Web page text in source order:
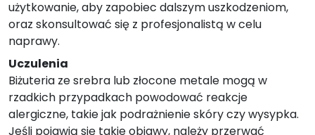
użytkowanie, aby zapobiec dalszym uszkodzeniom,
oraz skonsultować się z profesjonalistą w celu
naprawy.
Uczulenia
Biżuteria ze srebra lub złocone metale mogą w
rzadkich przypadkach powodować reakcje
alergiczne, takie jak podrażnienie skóry czy wysypka.
Jeśli pojawią się takie objawy, należy przerwać